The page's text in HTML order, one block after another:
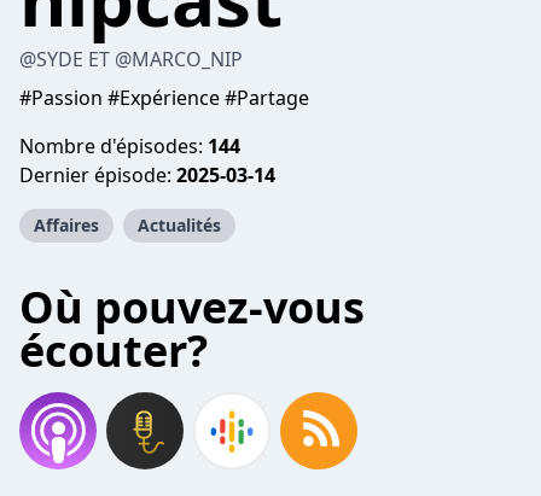
@SYDE ET @MARCO_NIP
#Passion #Expérience #Partage
Nombre d'épisodes: 144
Dernier épisode: 2025-03-14
Affaires Actualités
Où pouvez-vous
écouter?